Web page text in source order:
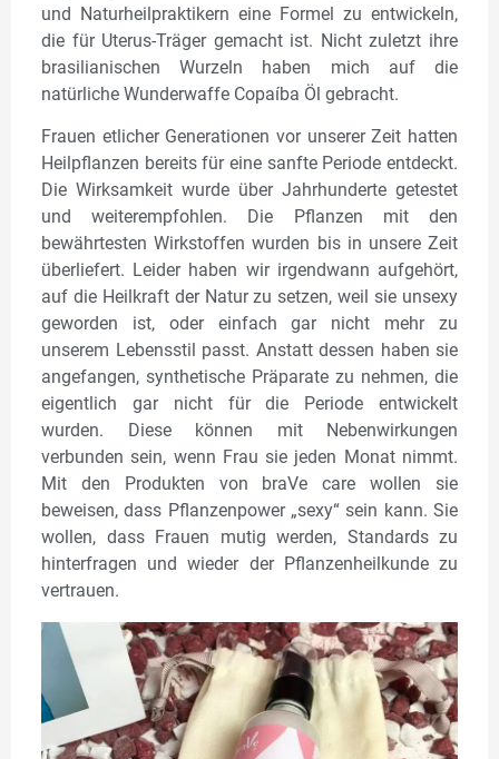
und Naturheilpraktikern eine Formel zu entwickeln,
die für Uterus-Träger gemacht ist. Nicht zuletzt ihre
brasilianischen Wurzeln haben mich auf die
natürliche Wunderwaffe Copaíba Öl gebracht.
Frauen etlicher Generationen vor unserer Zeit hatten
Heilpflanzen bereits für eine sanfte Periode entdeckt.
Die Wirksamkeit wurde über Jahrhunderte getestet
und weiterempfohlen. Die Pflanzen mit den
bewährtesten Wirkstoffen wurden bis in unsere Zeit
überliefert. Leider haben wir irgendwann aufgehört,
auf die Heilkraft der Natur zu setzen, weil sie unsexy
geworden ist, oder einfach gar nicht mehr zu
unserem Lebensstil passt. Anstatt dessen haben sie
angefangen, synthetische Präparate zu nehmen, die
eigentlich gar nicht für die Periode entwickelt
wurden. Diese können mit Nebenwirkungen
verbunden sein, wenn Frau sie jeden Monat nimmt.
Mit den Produkten von braVe care wollen sie
beweisen, dass Pflanzenpower „sexy“ sein kann. Sie
wollen, dass Frauen mutig werden, Standards zu
hinterfragen und wieder der Pflanzenheilkunde zu
vertrauen.